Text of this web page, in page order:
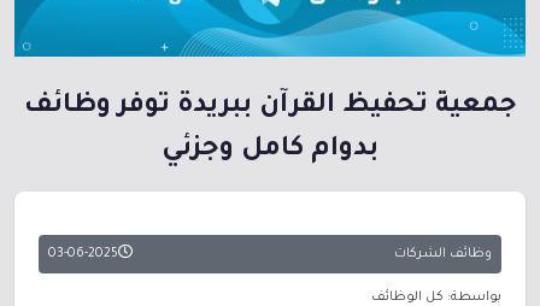
جمعية تحفيظ القرآن ببريدة توفر وظائف
بدوام كامل وجزئي
وظائف الشركات 03-06-2025
بواسطة: كل الوظائف